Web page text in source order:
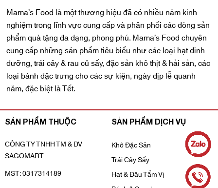
Mama’s Food là một thương hiệu đã có nhiều năm kinh
nghiệm trong lĩnh vực cung cấp và phân phối các dòng sản
phẩm quà tặng đa dạng, phong phú. Mama’s Food chuyên
cung cấp những sản phẩm tiêu biểu như các loại hạt dinh
dưỡng, trái cây & rau củ sấy, đặc sản khô thịt & hải sản, các
loại bánh đặc trưng cho các sự kiện, ngày dịp lễ quanh
năm, đặc biệt là Tết.
SẢN PHẨM THUỘC
CÔNG TY TNHH TM & DV
SAGOMART
MST: 0317314189
SẢN PHẨM DỊCH VỤ
Khô Đặc Sản
Trái Cây Sấy
Hạt & Đậu Tẩm Vị